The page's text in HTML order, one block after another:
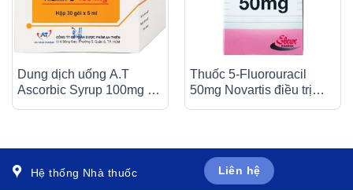
Dung dịch uống A.T
Ascorbic Syrup 100mg bổ
Thuốc 5-Fluorouracil
50mg Novartis điều trị
Hệ thống Nhà thuốc Liên hệ